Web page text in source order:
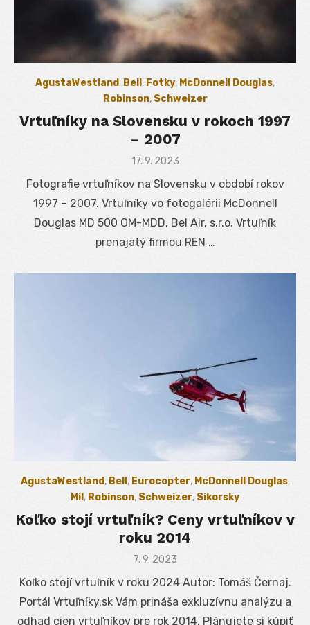
AgustaWestland, Bell , Fotky, McDonnell Douglas,
Robinson, Schweizer
Vrtuľníky na Slovensku v rokoch 1997
– 2007
Posted
17. 9. 2023
Fotografie vrtuľníkov na Slovensku v období rokov
1997 – 2007. Vrtuľníky vo fotogalérii McDonnell
Douglas MD 500 OM-MDD, Bel Air, s.r.o. Vrtuľník
prenajatý firmou REN …
AgustaWestland, Bell , Eurocopter, McDonnell Douglas,
Mil , Robinson, Schweizer, Sikorsky
Koľko stojí vrtuľník? Ceny vrtuľníkov v
roku 2014
Posted
7. 9. 2023
Koľko stojí vrtuľník v roku 2024 Autor: Tomáš Černaj.
Portál Vrtuľníky.sk Vám prináša exkluzívnu analýzu a
odhad cien vrtuľníkov pre rok 2014. Plánujete si kúpiť